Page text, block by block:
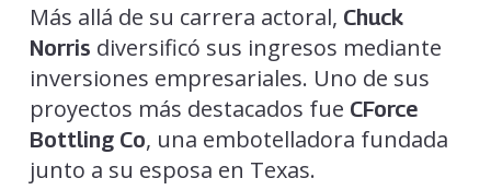
Más allá de su carrera actoral, Chuck
Norris diversificó sus ingresos mediante
inversiones empresariales. Uno de sus
proyectos más destacados fue CForce
Bottling Co, una embotelladora fundada
junto a su esposa en Texas.